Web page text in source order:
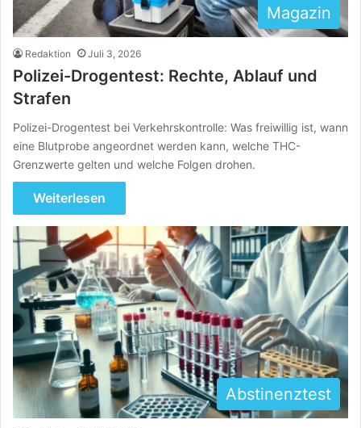
Magazin
Redaktion Juli 3, 2026
Polizei-Drogentest: Rechte, Ablauf und
Strafen
Polizei-Drogentest bei Verkehrskontrolle: Was freiwillig ist, wann
eine Blutprobe angeordnet werden kann, welche THC-
Grenzwerte gelten und welche Folgen drohen.
Weiterlesen
Abstinenztest